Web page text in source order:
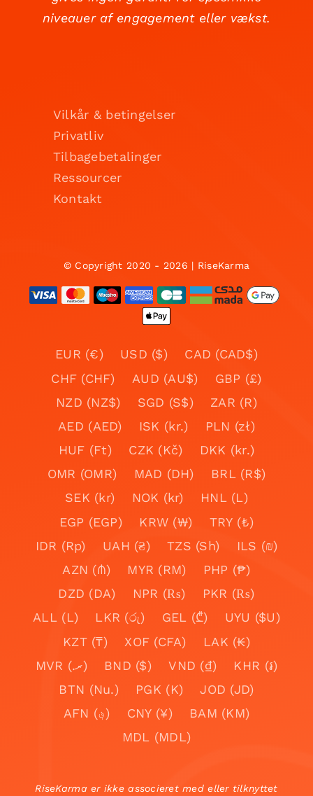
niveauer af engagement eller vækst.
Vilkår & betingelser
Privatliv
Tilbagebetalinger
Ressourcer
Kontakt
© Copyright 2020 - 2026 | RiseKarma
EUR (€) USD ($)
CAD (CAD$)
CHF (CHF)
AUD (AU$)
GBP (£)
NZD (NZ$)
SGD (S$)
ZAR (R)
AED (AED)
ISK (kr.)
PLN (zł)
HUF (Ft)
CZK (Kč)
DKK (kr.)
OMR (OMR)
MAD (DH)
BRL (R$)
SEK (kr)
NOK (kr)
HNL (L)
EGP (EGP)
KRW (₩)
TRY (₺)
IDR (Rp)
UAH (₴) TZS (Sh)
ILS (₪)
AZN (₼)
MYR (RM)
PHP (₱)
DZD (DA)
NPR (₨)
PKR (₨)
ALL (L)
LKR (රු) GEL (₾)
UYU ($U)
KZT (₸)
XOF (CFA)
LAK (₭)
MVR (.ރ)
BND ($) VND (₫)
KHR (៛)
BTN (Nu.)
PGK (K)
JOD (JD)
AFN (؋)
CNY (¥)
BAM (KM)
MDL (MDL)
RiseKarma er ikke associeret med eller tilknyttet